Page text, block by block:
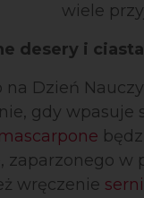
wiele
desery i
na Dzień
gdy wpasuje
zaparzonego w
wręczenie